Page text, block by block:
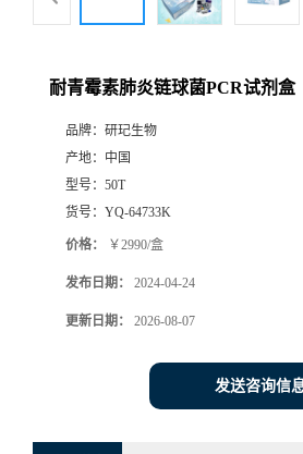
耐青霉素肺炎链球菌PCR试剂盒
品牌： 研玘生物
产地： 中国
型号： 50T
货号： YQ-64733K
价格： ￥2990/盒
发布日期： 2024-04-24
更新日期： 2026-08-07
发送咨询信